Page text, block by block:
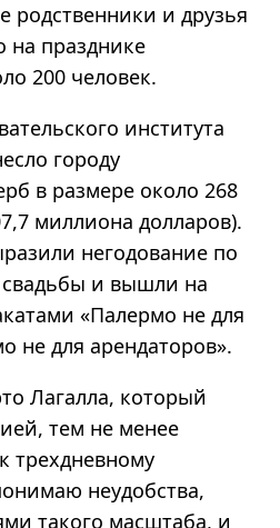
родственники и друзья
на празднике
200 человек.
института
городу
в размере около 268
миллиона долларов).
негодование по
и вышли на
«Палермо не для
не для арендаторов».
Лагалла, который
тем не менее
трехдневному
неудобства,
такого масштаба, и